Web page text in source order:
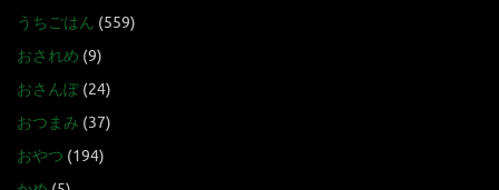
うちごはん (559)
おされめ (9)
おさんぽ(24)
おつまみ (37)
おやつ (194)